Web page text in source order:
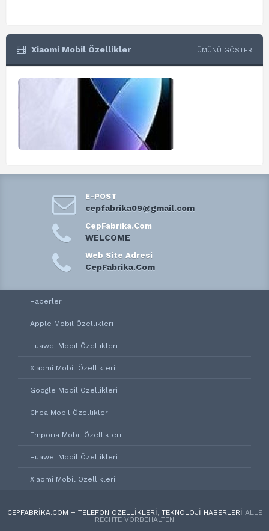
Xiaomi Mobil Özellikler TÜMÜNÜ GÖSTER
E-POST
cepfabrika09@gmail.com
CepFabrika.Com
WELCOME
Web Site Adresi
CepFabrika.Com
Haberler
Apple Mobil Özellikleri
Huawei Mobil Özellikleri
Xiaomi Mobil Özellikleri
Google Mobil Özellikleri
Chea Mobil Özellikleri
Emporia Mobil Özellikleri
Huawei Mobil Özellikleri
Xiaomi Mobil Özellikleri
CEPFABRIKA.COM – TELEFON ÖZELLIKLERI, TEKNOLOJI HABERLERI ALLE
RECHTE VORBEHALTEN